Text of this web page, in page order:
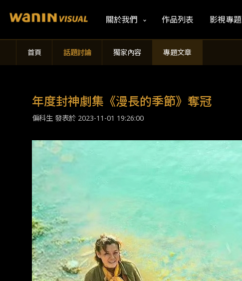
關於我們 作品列表 影視專題
首頁 話題討論 獨家內容 專題文章
年度封神劇集《漫長的季節》奪冠
偏科生 發表於 2023-11-01 19:26:00